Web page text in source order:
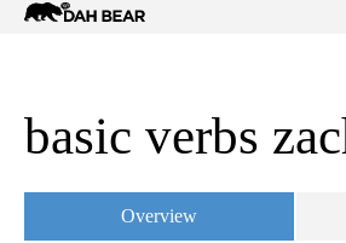
Dah
basic verbs
Overview